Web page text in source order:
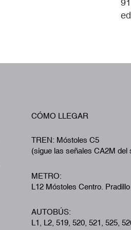
CÓMO LLEGAR
TREN: Móstoles C5
(sigue las señales CA2M del
METRO:
L12 Móstoles Centro. Pradillo
AUTOBÚS:
L1, L2, 519, 520, 521, 525,